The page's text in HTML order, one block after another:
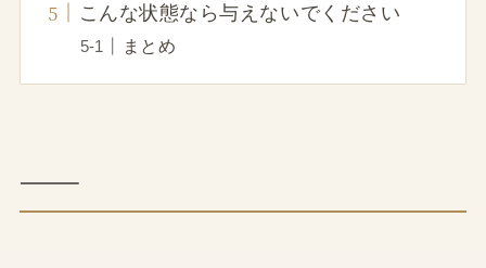
こんな状態なら与えないでください
まとめ
⸻